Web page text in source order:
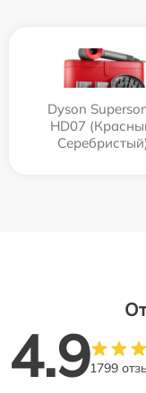
Dyson
HD07
4.91799